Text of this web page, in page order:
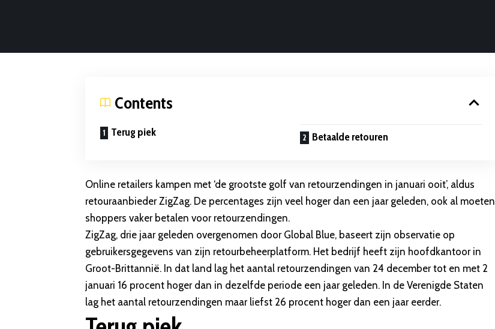
Contents
Terug piek Betaalde retouren
Online retailers kampen met ‘de grootste golf van retourzendingen in januari ooit’, aldus
retouraanbieder ZigZag. De percentages zijn veel hoger dan een jaar geleden, ook al moeten
shoppers vaker betalen voor retourzendingen.
ZigZag, drie jaar geleden overgenomen door Global Blue, baseert zijn observatie op
gebruikersgegevens van zijn retourbeheerplatform. Het bedrijf heeft zijn hoofdkantoor in
Groot-Brittannië. In dat land lag het aantal retourzendingen van 24 december tot en met 2
januari 16 procent hoger dan in dezelfde periode een jaar geleden. In de Verenigde Staten
lag het aantal retourzendingen maar liefst 26 procent hoger dan een jaar eerder.